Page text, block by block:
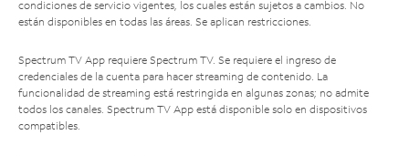
condiciones de servicio vigentes, los cuales están sujetos a cambios. No
están disponibles en todas las áreas. Se aplican restricciones.
Spectrum TV App requiere Spectrum TV. Se requiere el ingreso de
credenciales de la cuenta para hacer streaming de contenido. La
funcionalidad de streaming está restringida en algunas zonas; no admite
todos los canales. Spectrum TV App está disponible solo en dispositivos
compatibles.